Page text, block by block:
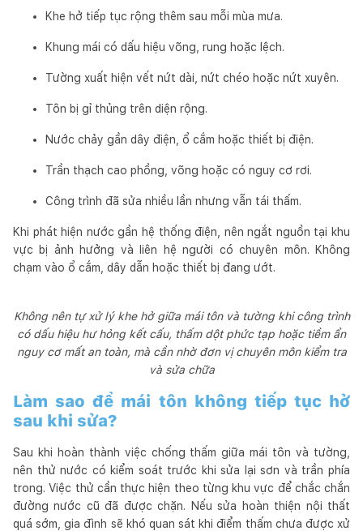
Khe hở tiếp tục rộng thêm sau mỗi mùa mưa.
Khung mái có dấu hiệu võng, rung hoặc lệch.
Tường xuất hiện vết nứt dài, nứt chéo hoặc nứt xuyên.
Tôn bị gỉ thủng trên diện rộng.
Nước chảy gần dây điện, ổ cắm hoặc thiết bị điện.
Trần thạch cao phồng, võng hoặc có nguy cơ rơi.
Công trình đã sửa nhiều lần nhưng vẫn tái thấm.
Khi phát hiện nước gần hệ thống điện, nên ngắt nguồn tại khu
vực bị ảnh hưởng và liên hệ người có chuyên môn. Không
chạm vào ổ cắm, dây dẫn hoặc thiết bị đang ướt.
Không nên tự xử lý khe hở giữa mái tôn và tường khi công trình
có dấu hiệu hư hỏng kết cấu, thấm dột phức tạp hoặc tiềm ẩn
nguy cơ mất an toàn, mà cần nhờ đơn vị chuyên môn kiểm tra
và sửa chữa
Làm sao để mái tôn không tiếp tục hở
sau khi sửa?
Sau khi hoàn thành việc chống thấm giữa mái tôn và tường,
nên thử nước có kiểm soát trước khi sửa lại sơn và trần phía
trong. Việc thử cần thực hiện theo từng khu vực để chắc chắn
đường nước cũ đã được chặn. Nếu sửa hoàn thiện nội thất
quá sớm, gia đình sẽ khó quan sát khi điểm thấm chưa được xử